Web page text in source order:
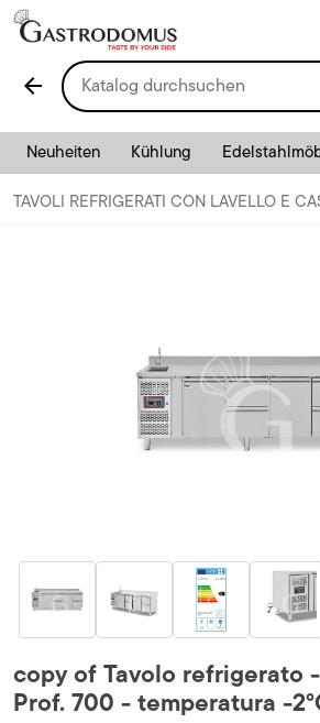
arrow_back
Neuheiten Kühlung
TAVOLI REFRIGERATI CON LAVELLO E
copy of Tavolo refrigerato
Prof. 700 - temperatura -